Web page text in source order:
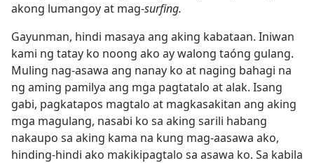
akong lumangoy at mag-surfing.
Gayunman, hindi masaya ang aking kabataan. Iniwan
kami ng tatay ko noong ako ay walong taóng gulang.
Muling nag-asawa ang nanay ko at naging bahagi na
ng aming pamilya ang mga pagtatalo at alak. Isang
gabi, pagkatapos magtalo at magkasakitan ang aking
mga magulang, nasabi ko sa aking sarili habang
nakaupo sa aking kama na kung mag-aasawa ako,
hinding-hindi ako makikipagtalo sa asawa ko. Sa kabila